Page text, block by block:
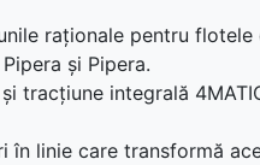
raționale pentru
și Pipera.
tracțiune integrală
în linie care transformă